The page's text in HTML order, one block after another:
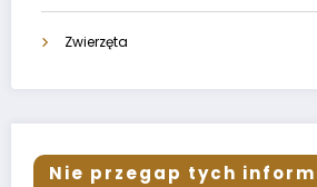
Zwierzęta
Nie przegap tych